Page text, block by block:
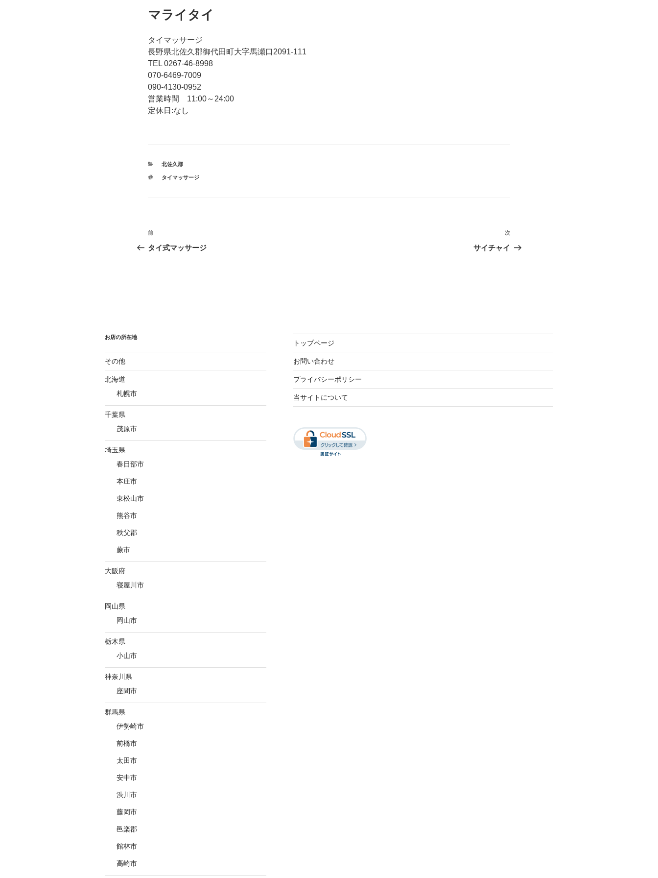
マライタイ
タイマッサージ
長野県北佐久郡御代田町大字馬瀬口2091-111
TEL 0267-46-8998
070-6469-7009
090-4130-0952
営業時間 11:00～24:00
定休日:なし
カ
ゴ
北佐久郡
タ
タイマッサージ
投
稿
ョ
ン
前
の
前
タイ式マッサージ
次
の
次
サイチャイ
お店の所在地
その他
北海道
札幌市
千葉県
茂原市
埼玉県
春日部市
本庄市
東松山市
熊谷市
秩父郡
蕨市
大阪府
寝屋川市
岡山県
岡山市
栃木県
小山市
神奈川県
座間市
群馬県
伊勢崎市
前橋市
太田市
安中市
渋川市
藤岡市
邑楽郡
館林市
高崎市
トップページ
お問い合わせ
プライバシーポリシー
当サイトについて